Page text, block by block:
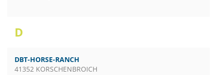
D
DBT-HORSE-RANCH
41352 KORSCHENBROICH